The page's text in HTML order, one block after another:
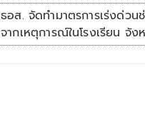
ธอส. จัดทำมาตรการเร่งด่วน
จากเหตุการณ์ในโรงเรียน จั
เสียชีวิตหรือทุพพลภาพลดดอ